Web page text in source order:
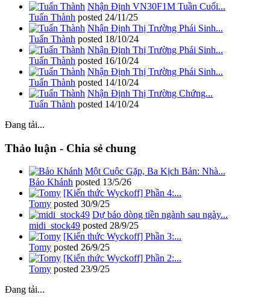
Nhận Định VN30F1M Tuần Cuối...
Tuấn Thành posted 24/11/25
Nhận Định Thị Trường Phái Sinh...
Tuấn Thành posted 18/10/24
Nhận Định Thị Trường Phái Sinh...
Tuấn Thành posted 16/10/24
Nhận Định Thị Trường Phái Sinh...
Tuấn Thành posted 14/10/24
Nhận Định Thị Trường Chứng...
Tuấn Thành posted 14/10/24
Đang tải...
Thảo luận - Chia sẻ chung
Một Cuộc Gặp, Ba Kịch Bản: Nhà...
Bảo Khánh posted 13/5/26
[Kiến thức Wyckoff] Phần 4:...
Tomy posted 30/9/25
Dự báo dòng tiền ngành sau ngày...
midi_stock49 posted 28/9/25
[Kiến thức Wyckoff] Phần 3:...
Tomy posted 26/9/25
[Kiến thức Wyckoff] Phần 2:...
Tomy posted 23/9/25
Đang tải...